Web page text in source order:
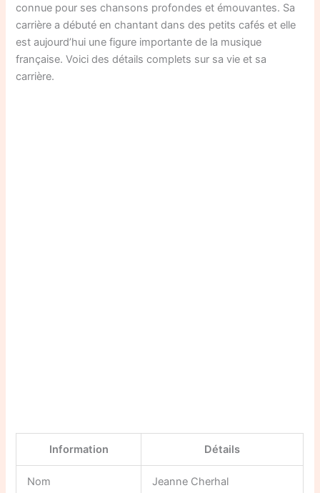
connue pour ses chansons profondes et émouvantes. Sa
carrière a débuté en chantant dans des petits cafés et elle
est aujourd’hui une figure importante de la musique
française. Voici des détails complets sur sa vie et sa
carrière.
Information Détails
Nom Jeanne Cherhal